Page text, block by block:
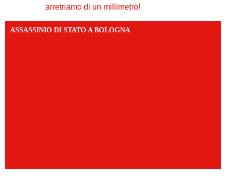
arretriamo di un millimetro!
ASSASSINIO DI STATO A BOLOGNA